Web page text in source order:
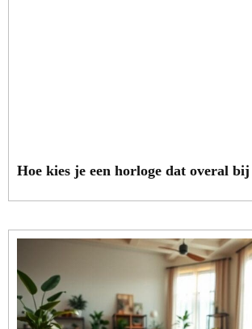
Hoe kies je een horloge dat overal bij